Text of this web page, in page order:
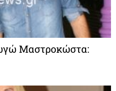
Μαστροκώστα: